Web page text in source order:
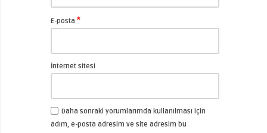
E-posta *
İnternet sitesi
Daha sonraki yorumlarımda kullanılması için
adım, e-posta adresim ve site adresim bu